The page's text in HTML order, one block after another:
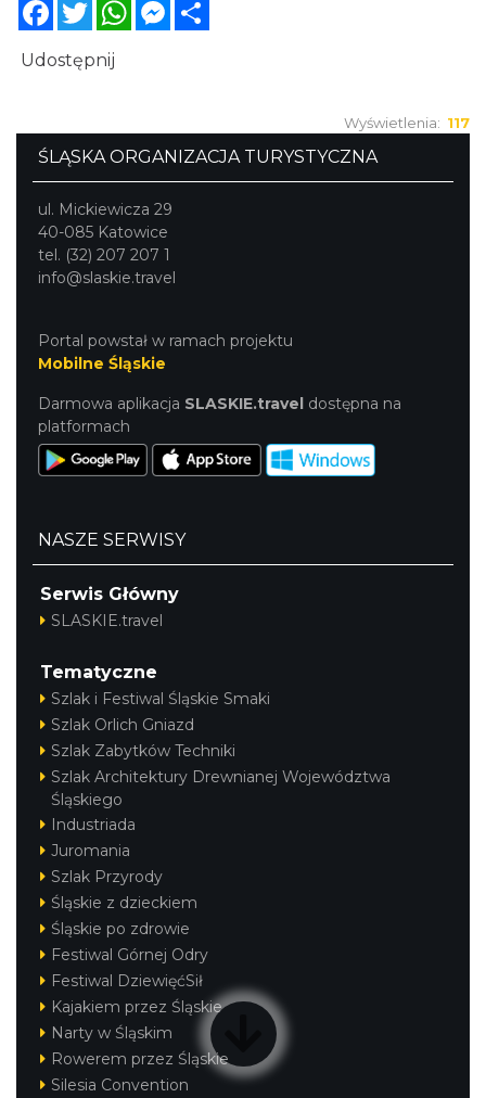
Udostępnij
Wyświetlenia: 117
ŚLĄSKA ORGANIZACJA TURYSTYCZNA
ul. Mickiewicza 29
40-085 Katowice
tel. (32) 207 207 1
info@slaskie.travel
Portal powstał w ramach projektu
Mobilne Śląskie
Darmowa aplikacja SLASKIE.travel dostępna na
platformach
NASZE SERWISY
Serwis Główny
SLASKIE.travel
Tematyczne
Szlak i Festiwal Śląskie Smaki
Szlak Orlich Gniazd
Szlak Zabytków Techniki
Szlak Architektury Drewnianej Województwa
Śląskiego
Industriada
Juromania
Szlak Przyrody
Śląskie z dzieckiem
Śląskie po zdrowie
Festiwal Górnej Odry
Festiwal DziewięćSił
Kajakiem przez Śląskie
Narty w Śląskim
Rowerem przez Śląskie
Silesia Convention